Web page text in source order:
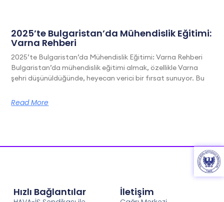
2025’te Bulgaristan’da Mühendislik Eğitimi:
Varna Rehberi
2025’te Bulgaristan’da Mühendislik Eğitimi: Varna Rehberi
Bulgaristan’da mühendislik eğitimi almak, özellikle Varna
şehri düşünüldüğünde, heyecan verici bir fırsat sunuyor. Bu
Read More
Hızlı Bağlantılar İletişim